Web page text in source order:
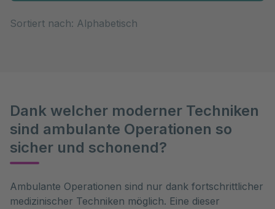
Dank welcher moderner Techniken
sind ambulante Operationen so
sicher und schonend?
Ambulante Operationen sind nur dank fortschrittlicher
medizinischer Techniken möglich. Eine dieser